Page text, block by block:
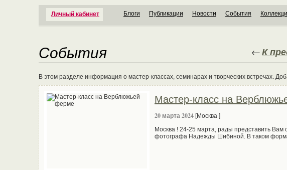
Личный кабинет Блоги Публикации Новости События
События
В этом разделе информация о мастер-классах, семинарах и творческих встречах.
←К
Мастер-класс на
20 марта 2024 [Москва ]
Москва ! 24-25 марта, рады представить Вам
фотографа Надежды Шибиной. В таком